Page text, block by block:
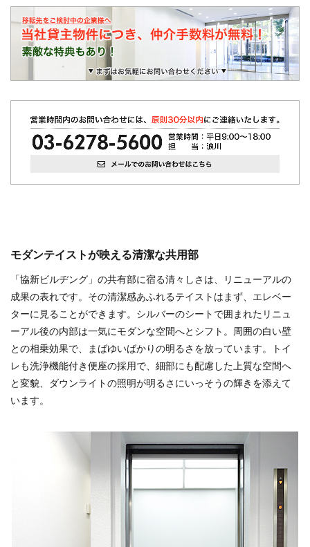
モダンテイストが映える清潔な共用部
「協新ビルヂング」の共有部に宿る清々しさは、リニューアルの
成果の表れです。その清潔感あふれるテイストはまず、エレベー
ターに見ることができます。シルバーのシートで囲まれたリニュ
ーアル後の内部は一気にモダンな空間へとシフト。周囲の白い壁
との相乗効果で、まばゆいばかりの明るさを放っています。トイ
レも洗浄機能付き便座の採用で、細部にも配慮した上質な空間へ
と変貌、ダウンライトの照明が明るさにいっそうの輝きを添えて
います。